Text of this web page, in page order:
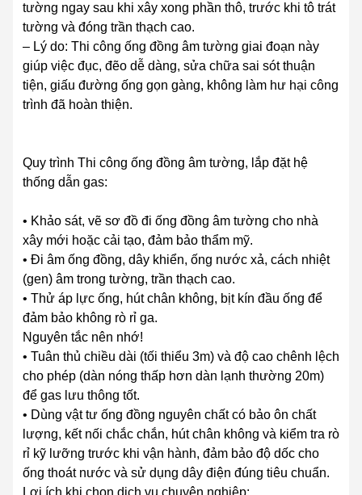
tường ngay sau khi xây xong phần thô, trước khi tô trát
tường và đóng trần thạch cao.
– Lý do: Thi công ống đồng âm tường giai đoạn này
giúp việc đục, đẽo dễ dàng, sửa chữa sai sót thuận
tiện, giấu đường ống gọn gàng, không làm hư hại công
trình đã hoàn thiện.
Quy trình Thi công ống đồng âm tường, lắp đặt hệ
thống dẫn gas:
• Khảo sát, vẽ sơ đồ đi ống đồng âm tường cho nhà
xây mới hoặc cải tạo, đảm bảo thẩm mỹ.
• Đi âm ống đồng, dây khiển, ống nước xả, cách nhiệt
(gen) âm trong tường, trần thạch cao.
• Thử áp lực ống, hút chân không, bịt kín đầu ống để
đảm bảo không rò rỉ ga.
Nguyên tắc nên nhớ!
• Tuân thủ chiều dài (tối thiểu 3m) và độ cao chênh lệch
cho phép (dàn nóng thấp hơn dàn lạnh thường 20m)
để gas lưu thông tốt.
• Dùng vật tư ống đồng nguyên chất có bảo ôn chất
lượng, kết nối chắc chắn, hút chân không và kiểm tra rò
rỉ kỹ lưỡng trước khi vận hành, đảm bảo độ dốc cho
ống thoát nước và sử dụng dây điện đúng tiêu chuẩn.